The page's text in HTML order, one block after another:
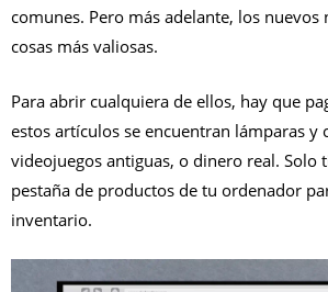
comunes. Pero más adelante, los nuevos
cosas más valiosas.
Para abrir cualquiera de ellos, hay que
estos artículos se encuentran lámparas y
videojuegos antiguas, o dinero real. Solo
pestaña de productos de tu ordenador
inventario.